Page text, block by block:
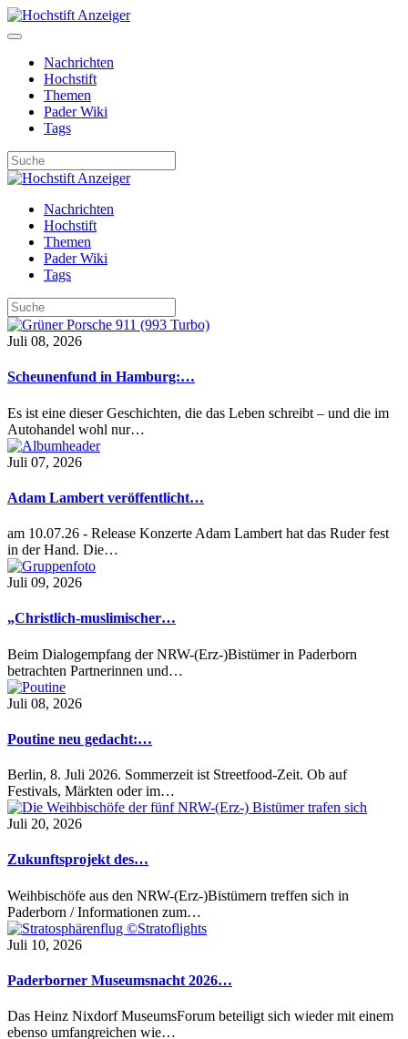
Nachrichten
Hochstift
Themen
Pader Wiki
Tags
Nachrichten
Hochstift
Themen
Pader Wiki
Tags
Juli 08, 2026
Scheunenfund in Hamburg:…
Es ist eine dieser Geschichten, die das Leben schreibt – und die im
Autohandel wohl nur…
Juli 07, 2026
Adam Lambert veröffentlicht…
am 10.07.26 - Release Konzerte Adam Lambert hat das Ruder fest
in der Hand. Die…
Juli 09, 2026
„Christlich-muslimischer…
Beim Dialogempfang der NRW-(Erz-)Bistümer in Paderborn
betrachten Partnerinnen und…
Juli 08, 2026
Poutine neu gedacht:…
Berlin, 8. Juli 2026. Sommerzeit ist Streetfood-Zeit. Ob auf
Festivals, Märkten oder im…
Juli 20, 2026
Zukunftsprojekt des…
Weihbischöfe aus den NRW-(Erz-)Bistümern treffen sich in
Paderborn / Informationen zum…
Juli 10, 2026
Paderborner Museumsnacht 2026…
Das Heinz Nixdorf MuseumsForum beteiligt sich wieder mit einem
ebenso umfangreichen wie…